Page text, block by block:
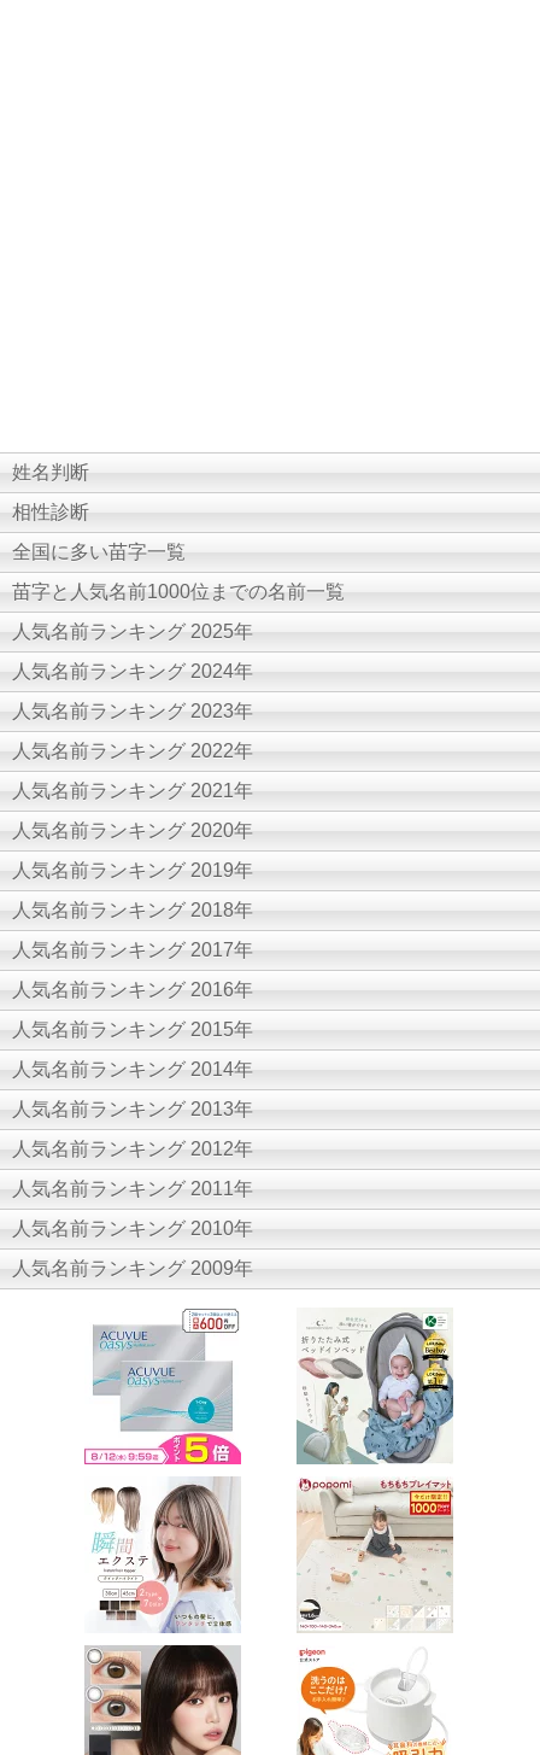
姓名判断
相性診断
全国に多い苗字一覧
苗字と人気名前1000位までの名前一覧
人気名前ランキング 2025年
人気名前ランキング 2024年
人気名前ランキング 2023年
人気名前ランキング 2022年
人気名前ランキング 2021年
人気名前ランキング 2020年
人気名前ランキング 2019年
人気名前ランキング 2018年
人気名前ランキング 2017年
人気名前ランキング 2016年
人気名前ランキング 2015年
人気名前ランキング 2014年
人気名前ランキング 2013年
人気名前ランキング 2012年
人気名前ランキング 2011年
人気名前ランキング 2010年
人気名前ランキング 2009年